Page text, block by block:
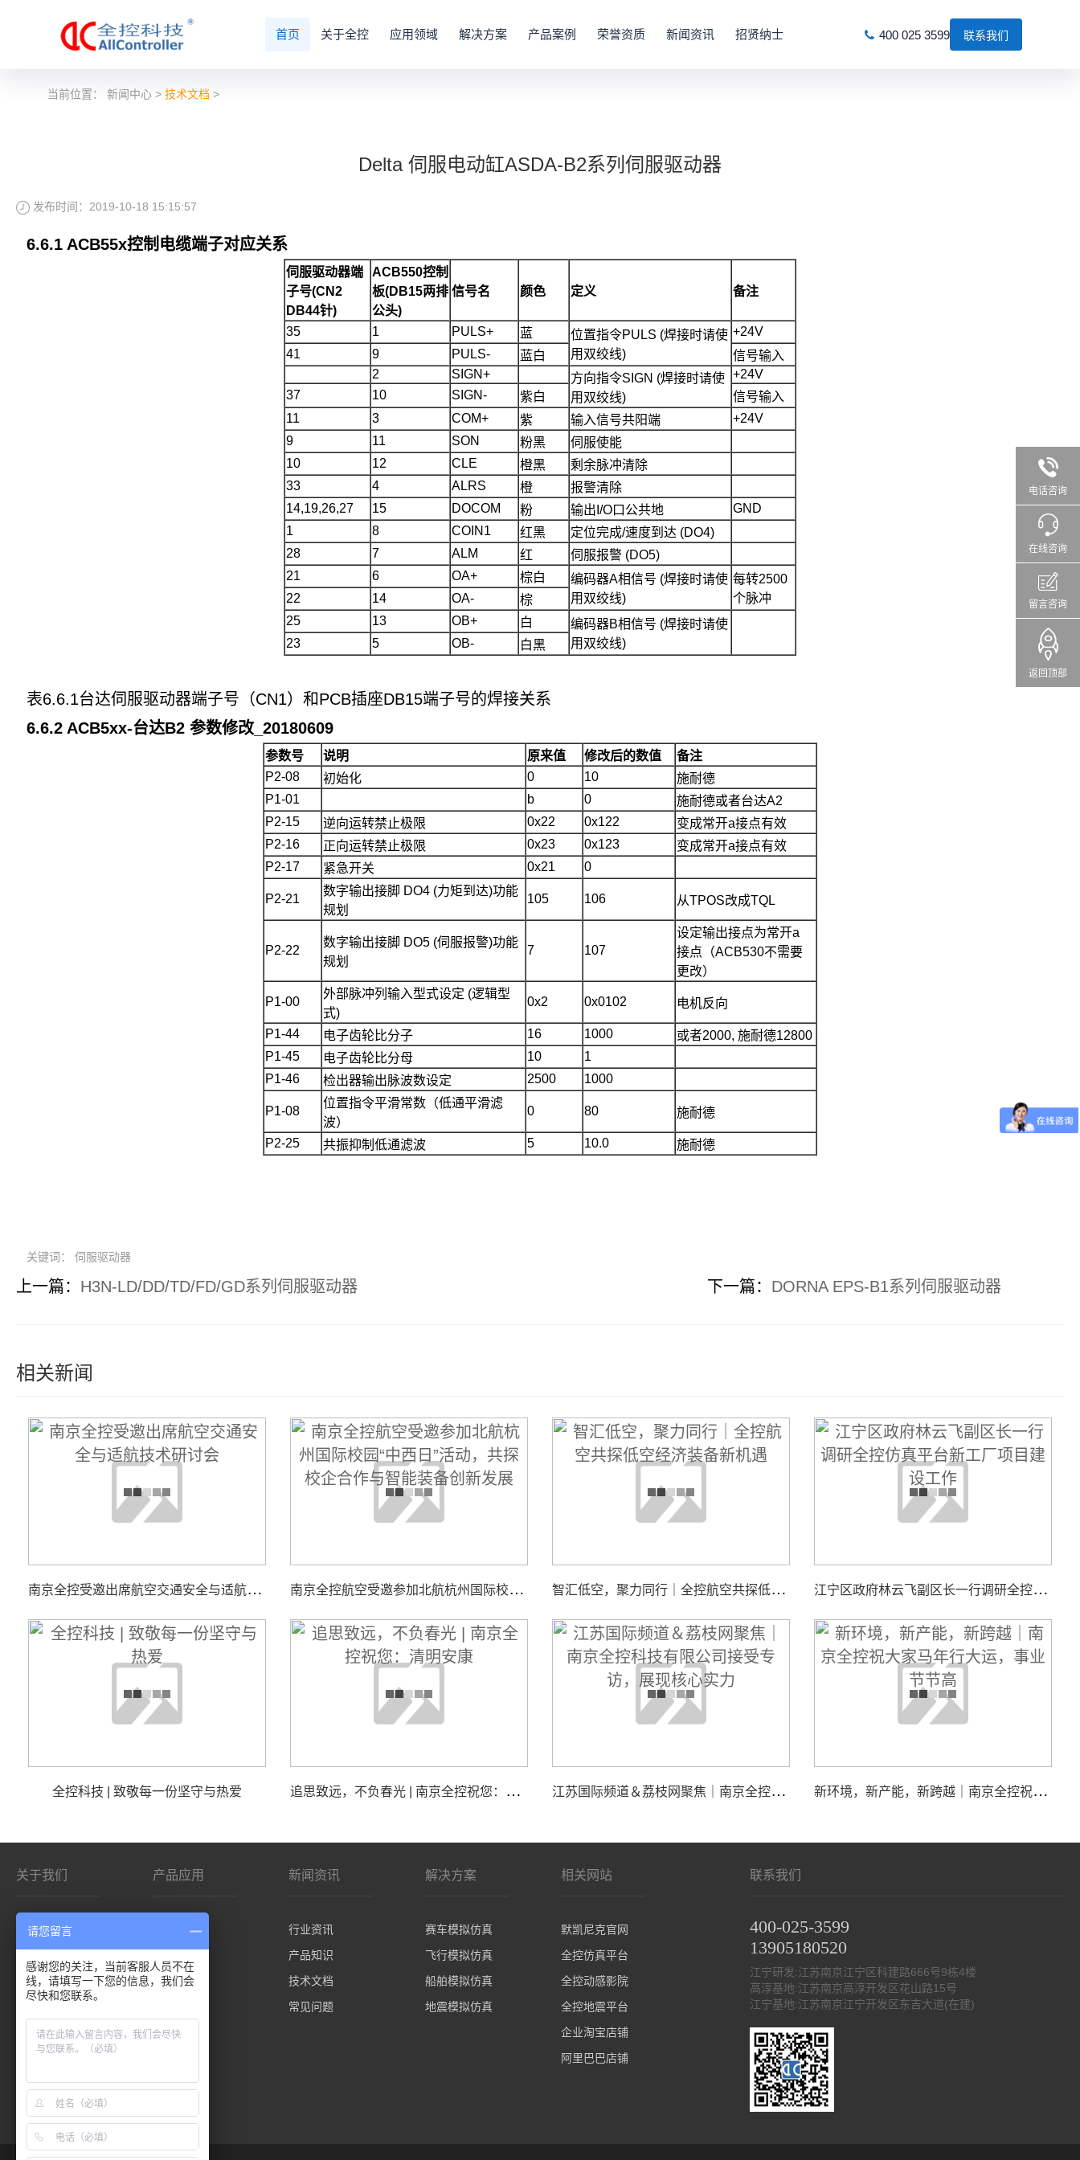
首页 关于全控 应用领域 解决方案 产品案例 荣誉资质 新闻资讯 招贤纳士 400 025 3599 联系我们
电话咨询
在线咨询
留言咨询
返回顶部
当前位置：新闻中心 >技术文档 >
Delta 伺服电动缸ASDA-B2系列伺服驱动器
发布时间：2019-10-18 15:15:57
6.6.1 ACB55x控制电缆端子对应关系
伺服驱动器端
子号(CN2
DB44针)
ACB550控制
板(DB15两排
公头)
信号名 颜色 定义 备注
35 1 PULS+ 蓝
位置指令PULS (焊接时请使
用双绞线)
+24V
41
9 PULS- 蓝白
信号输入
2
SIGN+
方向指令SIGN (焊接时请使
用双绞线)
+24V
37
10 SIGN- 紫白
信号输入
11
3 COM+ 紫 输入信号共阳端
+24V
9
11 SON 粉黑
伺服使能
10
12 CLE 橙黑
剩余脉冲清除
33
4 ALRS 橙
报警清除
14,19,26,27
15 DOCOM 粉 输出I/O口公共地
GND
1
8 COIN1 红黑
定位完成/速度到达 (DO4)
28
7 ALM 红
伺服报警 (DO5)
21
6 OA+ 棕白
编码器A相信号 (焊接时请使
用双绞线)
每转2500
个脉冲
22 14 OA-
棕
25
13 OB+ 白
编码器B相信号 (焊接时请使
用双绞线)
23 5 OB- 白黑
表6.6.1台达伺服驱动器端子号（CN1）和PCB插座DB15端子号的焊接关系
6.6.2 ACB5xx-台达B2 参数修改_20180609
参数号 说明 原来值 修改后的数值
备注
P2-08
初始化 0 10
施耐德
P1-01
b 0
施耐德或者台达A2
P2-15
逆向运转禁止极限 0x22 0x122
变成常开a接点有效
P2-16
正向运转禁止极限 0x23 0x123
变成常开a接点有效
P2-17
紧急开关 0x21 0
P2-21
数字输出接脚 DO4 (力矩到达)功能
规划
105 106 从TPOS改成TQL
P2-22
数字输出接脚 DO5 (伺服报警)功能
规划
7 107
设定输出接点为常开a
接点（ACB530不需要
更改）
P1-00
外部脉冲列输入型式设定 (逻辑型
式)
0x2 0x0102 电机反向
P1-44 电子齿轮比分子 16 1000
或者2000, 施耐德12800
P1-45
电子齿轮比分母 10
1
P1-46
检出器输出脉波数设定 2500 1000
P1-08
位置指令平滑常数（低通平滑滤
波）
0 80 施耐德
P2-25 共振抑制低通滤波 5 10.0 施耐德
关键词： 伺服驱动器
上一篇： H3N-LD/DD/TD/FD/GD系列伺服驱动器 下一篇： DORNA EPS-B1系列伺服驱动器
相关新闻
南
京全控受邀出席航空交通安全与适航技术研讨会 南
京全控航空受邀参加北航杭州国际校园“中西日”活动，共探校企合作与智能装备创新发展 智
汇低空，聚力同行｜全控航空共探低空经济装备新机遇 江
宁区政府林云飞副区长一行调研全控仿真平台新工厂项目建设工作
全控科技 | 致敬每一份坚守与热爱 追
思致远，不负春光 | 南京全控祝您：清明安康 江
苏国际频道＆荔枝网聚焦｜南京全控科技有限公司接受专访，展现核心实力 新
环境，新产能，新跨越｜南京全控祝大家马年行大运，事业节节高
关于我们
公司简介
产品应用
影院/VR
控制板卡
新闻资讯
行业资讯
产品知识
技术文档
常见问题
解决方案
赛车模拟仿真
飞行模拟仿真
船舶模拟仿真
地震模拟仿真
相关网站
默凯尼克官网
全控仿真平台
全控动感影院
全控地震平台
企业淘宝店铺
阿里巴巴店铺
联系我们
400-025-3599
13905180520
江宁研发:江苏南京江宁区科建路666号9栋4楼
高淳基地:江苏南京高淳开发区花山路15号
江宁基地:江苏南京江宁开发区东吉大道(在建)
请您留言
感谢您的关注，当前客服人员不在
线，请填写一下您的信息，我们会
尽快和您联系。